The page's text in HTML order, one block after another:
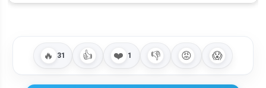
🔥 31 👍 ❤️ 1 👎 😡 😱